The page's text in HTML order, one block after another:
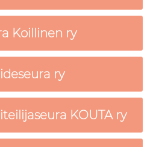
Koillinen ry
ry
KOUTA ry